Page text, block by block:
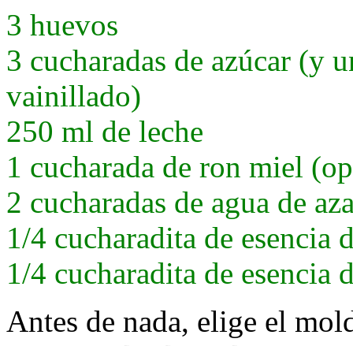
3 huevos
3 cucharadas de azúcar (y
vainillado)
250 ml de leche
1 cucharada de ron miel
2 cucharadas de agua de
1/4 cucharadita de esencia
1/4 cucharadita de esencia
Antes de nada, elige el